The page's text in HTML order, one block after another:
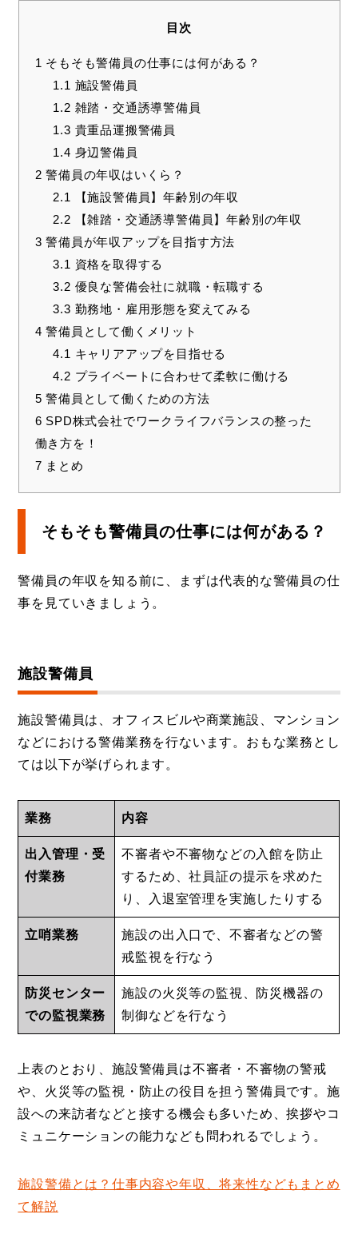
目次
1 そもそも警備員の仕事には何がある？
1.1 施設警備員
1.2 雑踏・交通誘導警備員
1.3 貴重品運搬警備員
1.4 身辺警備員
2 警備員の年収はいくら？
2.1
【施設警備員】年齢別の年収
2.2 【雑踏・交通誘導警備員】年齢別の年収
3 警備員が年収アップを目指す方法
3.1 資格を取得する
3.2 優良な警備会社に就職・転職する
3.3 勤務地・雇用形態を変えてみる
4 警備員として働くメリット
4.1 キャリアアップを目指せる
4.2 プライベートに合わせて柔軟に働ける
5 警備員として働くための方法
6 SPD株式会社でワークライフバランスの整った
働き方を！
7 まとめ
そもそも警備員の仕事には何がある？
警備員の年収を知る前に、まずは代表的な警備員の仕
事を見ていきましょう。
施設警備員
施設警備員は、オフィスビルや商業施設、マンション
などにおける警備業務を行ないます。おもな業務とし
ては以下が挙げられます。
業務 内容
出入管理・受
付業務
不審者や不審物などの入館を防止
するため、社員証の提示を求めた
り、入退室管理を実施したりする
立哨業務
施設の出入口で、不審者などの警
戒監視を行なう
防災センター
での監視業務
施設の火災等の監視、防災機器の
制御などを行なう
上表のとおり、施設警備員は不審者・不審物の警戒
や、火災等の監視・防止の役目を担う警備員です。施
設への来訪者などと接する機会も多いため、挨拶やコ
ミュニケーションの能力なども問われるでしょう。
施設警備とは？仕事内容や年収、将来性などもまとめ
て解説